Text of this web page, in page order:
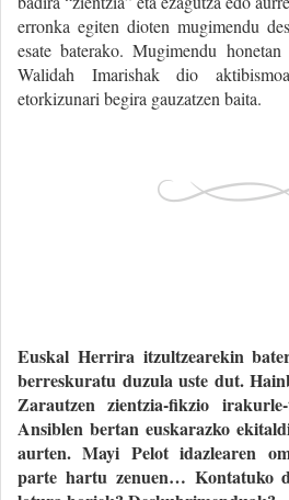
erronka egiten dioten mugimendu
esate baterako. Mugimendu
Walidah Imarishak dio
etorkizunari begira gauzatzen baita.
Euskal Herrira itzultzearekin
berreskuratu duzula uste dut.
Zarautzen zientzia-fikzio
Ansiblen bertan euskarazko
aurten. Mayi Pelot idazlearen
parte hartu zenuen… Kontatuko